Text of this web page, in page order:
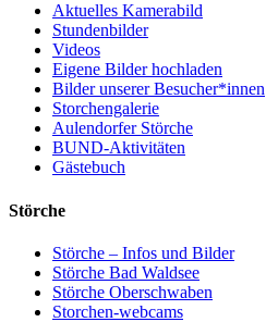
Aktuelles Kamerabild
Stundenbilder
Videos
Eigene Bilder hochladen
Bilder unserer Besucher*innen
Storchengalerie
Aulendorfer Störche
BUND-Aktivitäten
Gästebuch
Störche
Störche – Infos und Bilder
Störche Bad Waldsee
Störche Oberschwaben
Storchen-webcams